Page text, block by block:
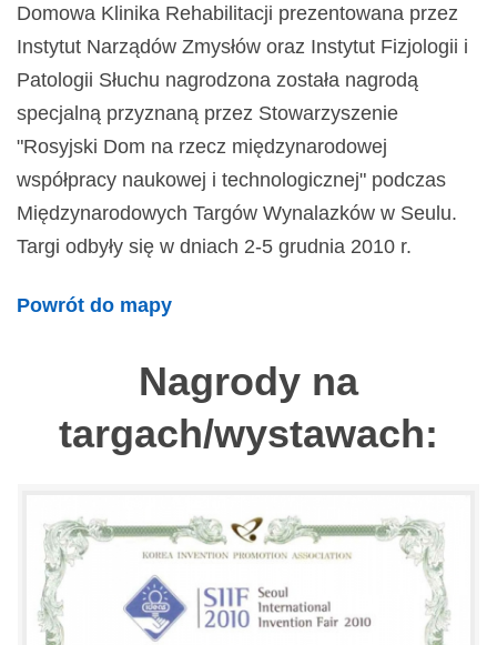
Domowa Klinika Rehabilitacji prezentowana przez
Instytut Narządów Zmysłów oraz Instytut Fizjologii i
Patologii Słuchu nagrodzona została nagrodą
specjalną przyznaną przez Stowarzyszenie
"Rosyjski Dom na rzecz międzynarodowej
współpracy naukowej i technologicznej" podczas
Międzynarodowych Targów Wynalazków w Seulu.
Targi odbyły się w dniach 2-5 grudnia 2010 r.
Powrót do mapy
Nagrody na
targach/wystawach: